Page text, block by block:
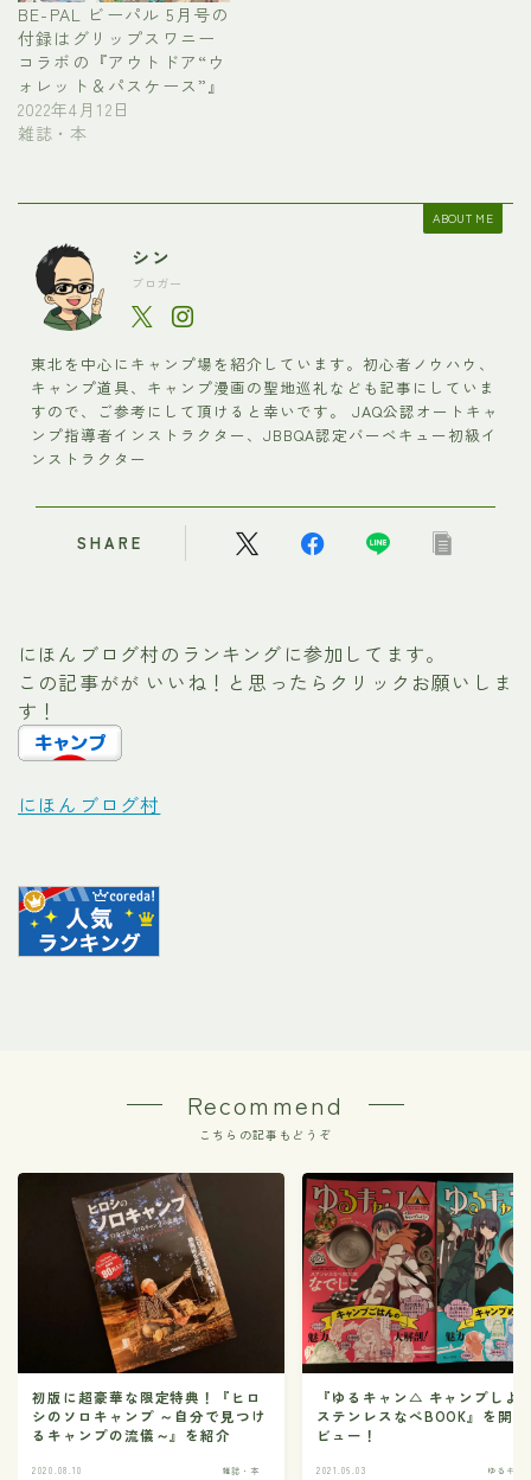
BE-PAL ビーパル 5月号の
付録はグリップスワニー
コラボの『アウトドア“ウ
ォレット＆パスケース”』
2022年4月12日
雑誌・本
ABOUT ME
シン
ブロガー
東北を中心にキャンプ場を紹介しています。初心者ノウハウ、
キャンプ道具、キャンプ漫画の聖地巡礼なども記事にしていま
すので、ご参考にして頂けると幸いです。 JAQ公認オートキャ
ンプ指導者インストラクター、JBBQA認定バーベキュー初級イ
ンストラクター
SHARE
にほんブログ村のランキングに参加してます。
この記事がが いいね！と思ったらクリックお願いしま
す！
にほんブログ村
Recommend
こちらの記事もどうぞ
初版に超豪華な限定特典！『ヒロ
シのソロキャンプ ～自分で見つけ
るキャンプの流儀～』を紹介
2020.08.10 雑誌・本
『ゆるキャン△ キャンプしよ
ステンレスなべBOOK』を開
ビュー！
2021.06.03 ゆるキャ